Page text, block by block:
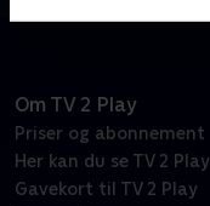
Om TV 2 Play
Priser og abonnement
Her kan du se TV 2 Play
Gavekort til TV 2 Play